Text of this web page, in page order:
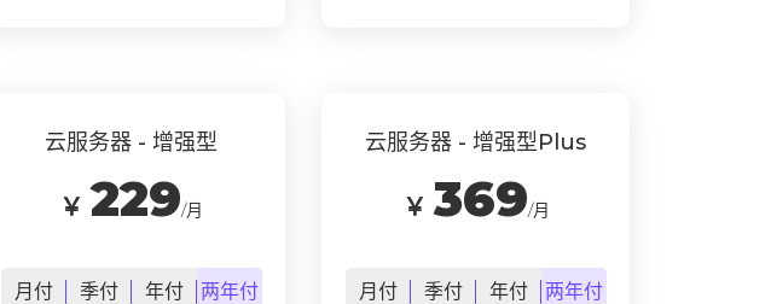
云服务器 - 增强型
￥ 229/月
月 付 季付 年付 两年付
云服务器 - 增强型Plus
￥369/月
月 付 季付 年付 两年付